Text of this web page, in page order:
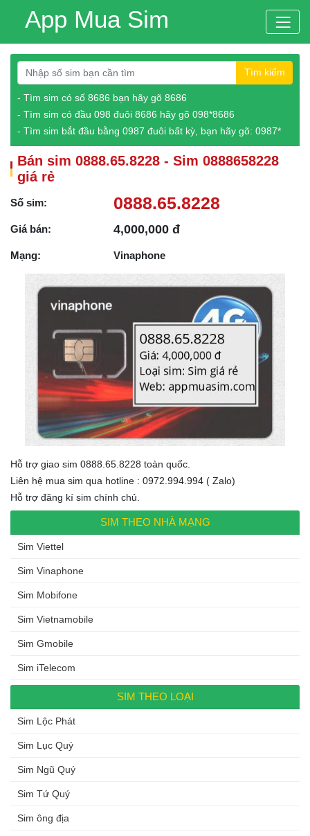
App Mua Sim
Tìm kiếm
- Tìm sim có số 8686 bạn hãy gõ 8686
- Tìm sim có đầu 098 đuôi 8686 hãy gõ 098*8686
- Tìm sim bắt đầu bằng 0987 đuôi bất kỳ, bạn hãy gõ: 0987*
Bán sim 0888.65.8228 - Sim 0888658228
giá rẻ
Số sim: 0888.65.8228
Giá bán: 4,000,000 đ
Mạng: Vinaphone
Hỗ trợ giao sim 0888.65.8228 toàn quốc.
Liên hệ mua sim qua hotline : 0972.994.994 ( Zalo)
Hỗ trợ đăng kí sim chính chủ.
SIM THEO NHÀ MẠNG
Sim Viettel
Sim Vinaphone
Sim Mobifone
Sim Vietnamobile
Sim Gmobile
Sim iTelecom
SIM THEO LOẠI
Sim Lộc Phát
Sim Lục Quý
Sim Ngũ Quý
Sim Tứ Quý
Sim ông địa